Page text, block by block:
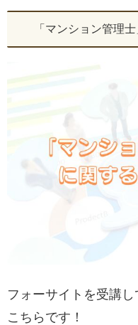
「マンション管理
フォーサイトを受講
こちらです！